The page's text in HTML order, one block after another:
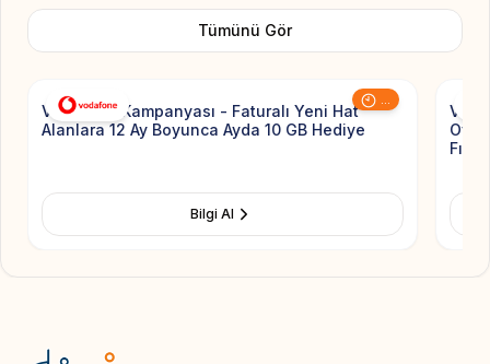
Tümünü Gör
...
Add to
Vodafone Kampanyası - Faturalı Yeni Hat
Alanlara 12 Ay Boyunca Ayda 10 GB Hediye
Bilgi Al